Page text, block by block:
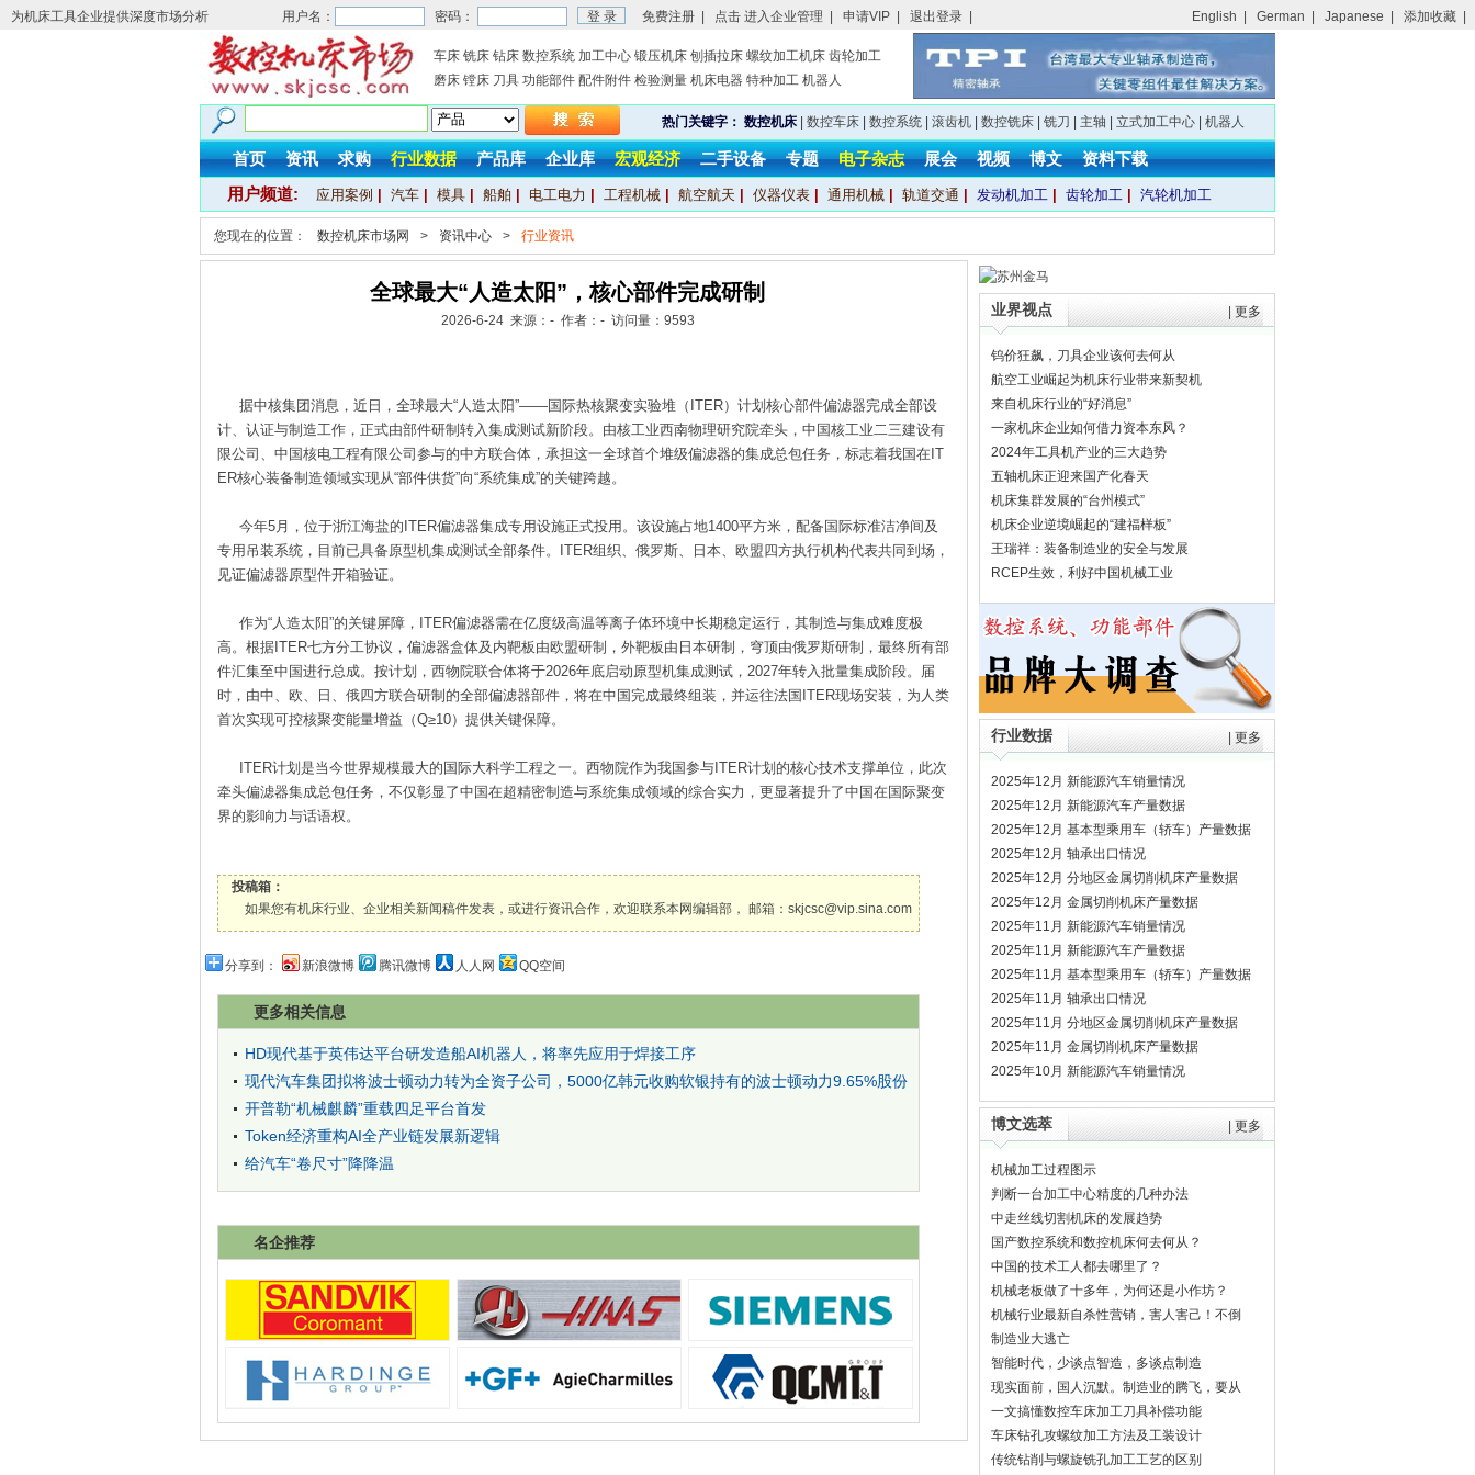
为机床工具企业提供深度市场分析 用户名： 密码： 免费注册 点击 进入企业管理 申请VIP 退出登录 English German Japanese 添加收藏
车床 铣床 钻床 数控系统 加工中心 锻压机床 刨插拉床 螺纹加工机床 齿轮加工
磨床 镗床 刀具 功能部件 配件附件 检验测量 机床电器 特种加工 机器人
热门关键字： 数控机床| 数控车床| 数控系统| 滚齿机| 数控铣床| 铣刀 主轴 立式加工中心| 机器人
首页 资讯 求购 行业数据 产品库 企业库 宏观经济 二手设备 专题 电子杂志 展会 视频 博文 资料下载
用户频道: 应用案例 汽车 模具 船舶 电工电力 工程机械 航空航天 仪器仪表 通用机械 轨道交通 发动机加工 齿轮加工 汽轮机加工
您现在的位置： 数控机床市场网 > 资讯中心 > 行业资讯
全球最大“人造太阳”，核心部件完成研制
2026-6-24 来源：- 作者：- 访问量： 9593
据中核集团消息，近日，全球最大“人造太阳”——国际热核聚变实验堆（ITER）计划核心部件偏滤器完成全部设
计、认证与制造工作，正式由部件研制转入集成测试新阶段。由核工业西南物理研究院牵头，中国核工业二三建设有
限公司、中国核电工程有限公司参与的中方联合体，承担这一全球首个堆级偏滤器的集成总包任务，标志着我国在IT
ER核心装备制造领域实现从“部件供货”向“系统集成”的关键跨越。
今年5月，位于浙江海盐的ITER偏滤器集成专用设施正式投用。该设施占地1400平方米，配备国际标准洁净间及
专用吊装系统，目前已具备原型机集成测试全部条件。ITER组织、俄罗斯、日本、欧盟四方执行机构代表共同到场，
见证偏滤器原型件开箱验证。
作为“人造太阳”的关键屏障，ITER偏滤器需在亿度级高温等离子体环境中长期稳定运行，其制造与集成难度极
高。根据ITER七方分工协议，偏滤器盒体及内靶板由欧盟研制，外靶板由日本研制，穹顶由俄罗斯研制，最终所有部
件汇集至中国进行总成。按计划，西物院联合体将于2026年底启动原型机集成测试，2027年转入批量集成阶段。届
时，由中、欧、日、俄四方联合研制的全部偏滤器部件，将在中国完成最终组装，并运往法国ITER现场安装，为人类
首次实现可控核聚变能量增益（Q≥10）提供关键保障。
ITER计划是当今世界规模最大的国际大科学工程之一。西物院作为我国参与ITER计划的核心技术支撑单位，此次
牵头偏滤器集成总包任务，不仅彰显了中国在超精密制造与系统集成领域的综合实力，更显著提升了中国在国际聚变
界的影响力与话语权。
投稿箱：
如果您有机床行业、企业相关新闻稿件发表，或进行资讯合作，欢迎联系本网编辑部， 邮箱：skjcsc@vip.sina.com
分享到： 新浪微博 腾讯微博 人人网 QQ空间
更多相关信息
HD现代基于英伟达平台研发造船AI机器人，将率先应用于焊接工序
现代汽车集团拟将波士顿动力转为全资子公司，5000亿韩元收购软银持有的波士顿动力9.65%股份
开普勒“机械麒麟”重载四足平台首发
Token经济重构AI全产业链发展新逻辑
给汽车“卷尺寸”降降温
名企推荐
业界视点 更多
钨价狂飙，刀具企业该何去何从
航空工业崛起为机床行业带来新契机
来自机床行业的“好消息”
一家机床企业如何借力资本东风？
2024年工具机产业的三大趋势
五轴机床正迎来国产化春天
机床集群发展的“台州模式”
机床企业逆境崛起的“建福样板”
王瑞祥：装备制造业的安全与发展
RCEP生效，利好中国机械工业
行业数据 更多
2025年12月 新能源汽车销量情况
2025年12月 新能源汽车产量数据
2025年12月 基本型乘用车（轿车）产量数据
2025年12月 轴承出口情况
2025年12月 分地区金属切削机床产量数据
2025年12月 金属切削机床产量数据
2025年11月 新能源汽车销量情况
2025年11月 新能源汽车产量数据
2025年11月 基本型乘用车（轿车）产量数据
2025年11月 轴承出口情况
2025年11月 分地区金属切削机床产量数据
2025年11月 金属切削机床产量数据
2025年10月 新能源汽车销量情况
博文选萃 更多
机械加工过程图示
判断一台加工中心精度的几种办法
中走丝线切割机床的发展趋势
国产数控系统和数控机床何去何从？
中国的技术工人都去哪里了？
机械老板做了十多年，为何还是小作坊？
机械行业最新自杀性营销，害人害己！不倒
闭才
制造业大逃亡
智能时代，少谈点智造，多谈点制造
现实面前，国人沉默。制造业的腾飞，要从
机床
一文搞懂数控车床加工刀具补偿功能
车床钻孔攻螺纹加工方法及工装设计
传统钻削与螺旋铣孔加工工艺的区别